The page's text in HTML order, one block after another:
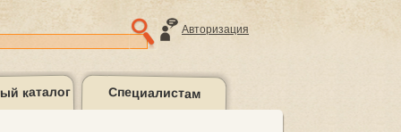
Авторизация
каталог Специалистам